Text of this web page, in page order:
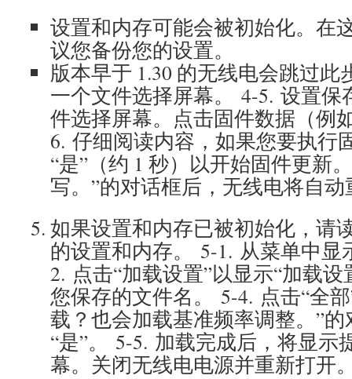
设置和内存可能会被初始化。在
议您备份您的设置。
版本早于 1.30 的无线电会跳过此
一个文件选择屏幕。 4-5. 设置保
件选择屏幕。点击固件数据（例
6. 仔细阅读内容，如果您要执行
“是”（约 1 秒）以开始固件更新
写。”的对话框后，无线电将自
如果设置和内存已被初始化，请
的设置和内存。 5-1. 从菜单中显
2. 点击“加载设置”以显示“加载
您保存的文件名。 5-4. 点击“全
载？也会加载基准频率调整。”
“是”。 5-5. 加载完成后，将显示
幕。关闭无线电电源并重新打开